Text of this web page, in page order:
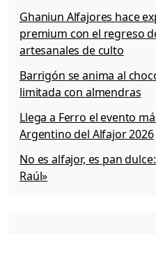
Ghaniun Alfajores hace
premium con el regreso
artesanales de culto
Barrigón se anima al
limitada con almendras
Llega a Ferro el evento
Argentino del Alfajor 2026
No es alfajor, es pan
Raúl»